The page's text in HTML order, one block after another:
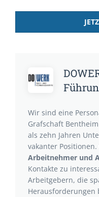
Wir sind eine
Grafschaft
als zehn Jahren
vakanter Positionen.
Arbeitnehmer und
Kontakte zu
Arbeitgebern, die
Herausforderungen